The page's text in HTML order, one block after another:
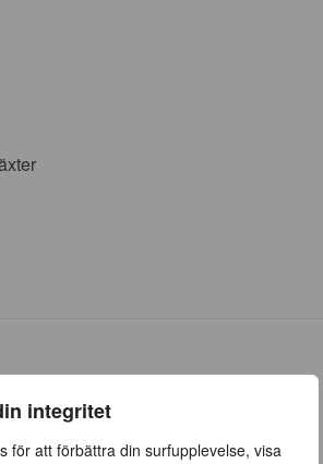
integritet
för att förbättra din surfupplevelse, visa